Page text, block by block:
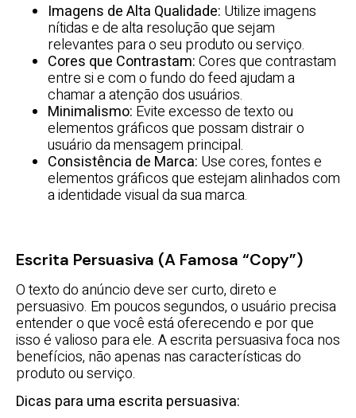
Imagens de Alta Qualidade: Utilize imagens
nítidas e de alta resolução que sejam
relevantes para o seu produto ou serviço.
Cores que Contrastam:Cores que contrastam
entre si e com o fundo do feed ajudam a
chamar a atenção dos usuários.
Minimalismo: Evite excesso de texto ou
elementos gráficos que possam distrair o
usuário da mensagem principal.
Consistência de Marca: Use cores, fontes e
elementos gráficos que estejam alinhados com
a identidade visual da sua marca.
Escrita Persuasiva (a Famosa “copy”)
O texto do anúncio deve ser curto, direto e
persuasivo. Em poucos segundos, o usuário precisa
entender o que você está oferecendo e por que
isso é valioso para ele. A escrita persuasiva foca nos
benefícios, não apenas nas características do
produto ou serviço.
Dicas para uma escrita persuasiva: